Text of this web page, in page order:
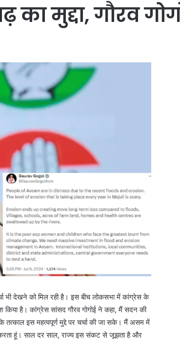
मुद्दा, गौरव
भी देखने को मिल रही है। इस बीच लोकसभा में कांग्रेस के
किया है। कांग्रेस सांसद गौरव गोगोई ने कहा, मैं सदन की
तत्काल इस महत्वपूर्ण मुद्दे पर चर्चा की जा सके। मैं असम में
हूं। साल दर साल, राज्य इस संकट से जूझता है और